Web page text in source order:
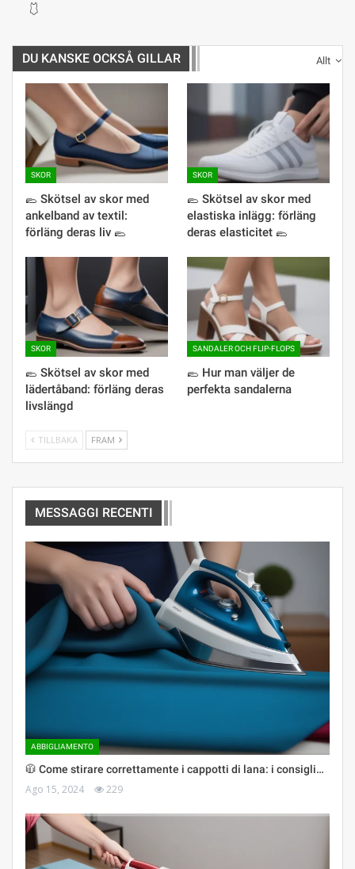
🩱
Allt
DU KANSKE OCKSÅ GILLAR
SKOR
🥿 Skötsel av skor med
ankelband av textil:
förläng deras liv 🥿
SKOR
🥿 Skötsel av skor med
elastiska inlägg: förläng
deras elasticitet 🥿
SKOR
🥿 Skötsel av skor med
lädertåband: förläng deras
livslängd
SANDALER OCH FLIP-FLOPS
🥿 Hur man väljer de
perfekta sandalerna
TILLBAKA FRAM
MESSAGGI RECENTI
ABBIGLIAMENTO
🧥 Come stirare correttamente i cappotti di lana: i consigli…
Ago 15, 2024 229